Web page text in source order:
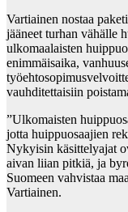
Vartiainen nostaa
jääneet turhan vähälle
ulkomaalaisten
enimmäisaika,
vauhditettaisiin
”Ulkomaisten
jotta huippuosaajien
Nykyisin käsittelyajat
aivan liian pitkiä, ja
Suomeen vahvistaa
Vartiainen.